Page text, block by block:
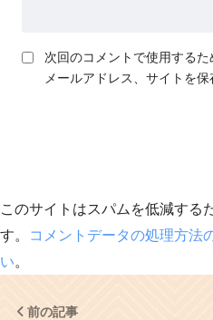
次回のコメントで使用するた
メールアドレス、サイトを保
このサイトはスパムを低減する
す。
コメントデータの処理方法
い。
前の記事